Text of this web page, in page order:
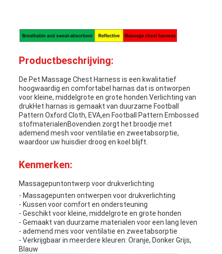
Productbeschrijving:
De Pet Massage Chest Harness is een kwalitatief
hoogwaardig en comfortabel harnas dat is ontworpen
voor kleine, middelgrote en grote honden.Verlichting van
drukHet harnas is gemaakt van duurzame Football
Pattern Oxford Cloth, EVA,en Football Pattern Embossed
stofmaterialenBovendien zorgt het broodje met
ademend mesh voor ventilatie en zweetabsorptie,
waardoor uw huisdier droog en koel blijft.
Kenmerken:
Massagepuntontwerp voor drukverlichting
- Massagepunten ontwerpen voor drukverlichting
- Kussen voor comfort en ondersteuning
- Geschikt voor kleine, middelgrote en grote honden
- Gemaakt van duurzame materialen voor een lang leven
- ademend mes voor ventilatie en zweetabsorptie
- Verkrijgbaar in meerdere kleuren: Oranje, Donker Grijs,
Blauw